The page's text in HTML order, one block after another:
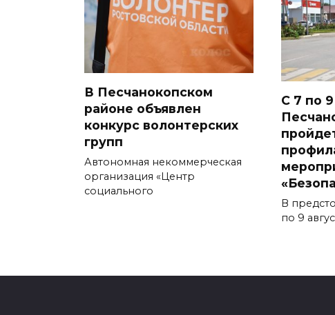
В Песчанокопском
районе объявлен
конкурс волонтерских
групп
Автономная некоммерческая
организация «Центр
социального
С 7 по 9
В
по 9